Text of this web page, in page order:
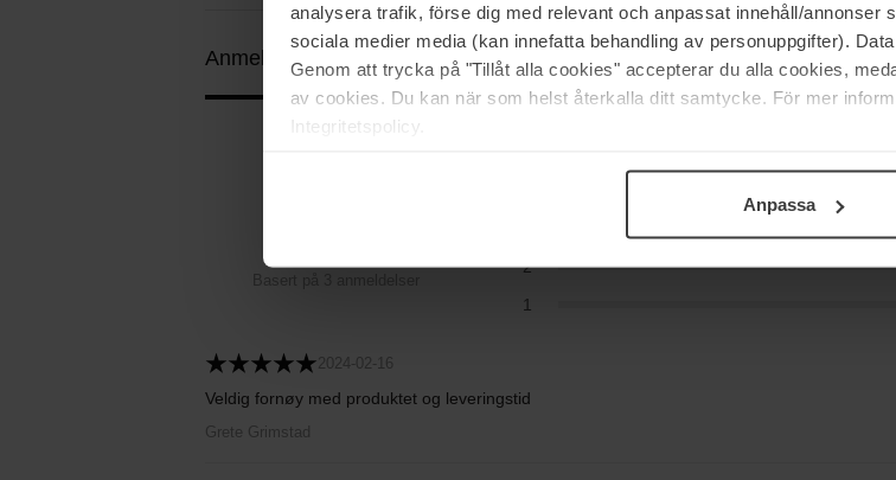
analysera trafik, förse dig med relevant och anpassat innehåll/annonser
sociala medier media (kan innefatta behandling av personuppgifter).
Genom att trycka på "Tillåt alla cookies" accepterar du alla cookies,
av cookies. Du kan när som helst återkalla ditt samtycke. För mer
Integritetspolicy.
Anpassa
Anmeldelser (3) Spørsmål og svar (0)
2
1
2024-02-16
Veldig fornøy med produktet og leveringstid
Grete Grimstad